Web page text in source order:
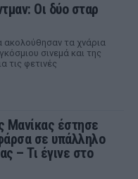
Οι δύο σταρ
ακολούθησαν τα χνάρια
σινεμά και της
τις φετινές
Μανίκας έστησε
σε υπάλληλο
– Τι έγινε στο